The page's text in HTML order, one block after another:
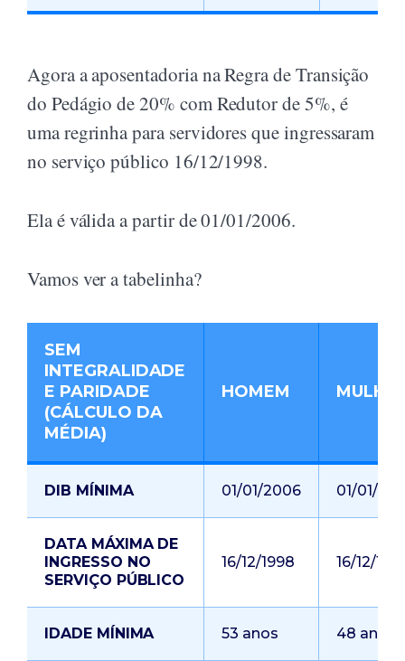
Agora a aposentadoria na Regra de Transição
do Pedágio de 20% com Redutor de 5%, é
uma regrinha para servidores que ingressaram
no serviço público 16/12/1998.
Ela é válida a partir de 01/01/2006.
Vamos ver a tabelinha?
SEM
INTEGRALIDADE
E PARIDADE
(CÁLCULO DA
MÉDIA)
HOMEM
DIB MÍNIMA 01/01/2006 01/01/
DATA MÁXIMA DE
INGRESSO NO
SERVIÇO PÚBLICO
16/12/1998 16/12/
IDADE MÍNIMA 53 anos 48 anos